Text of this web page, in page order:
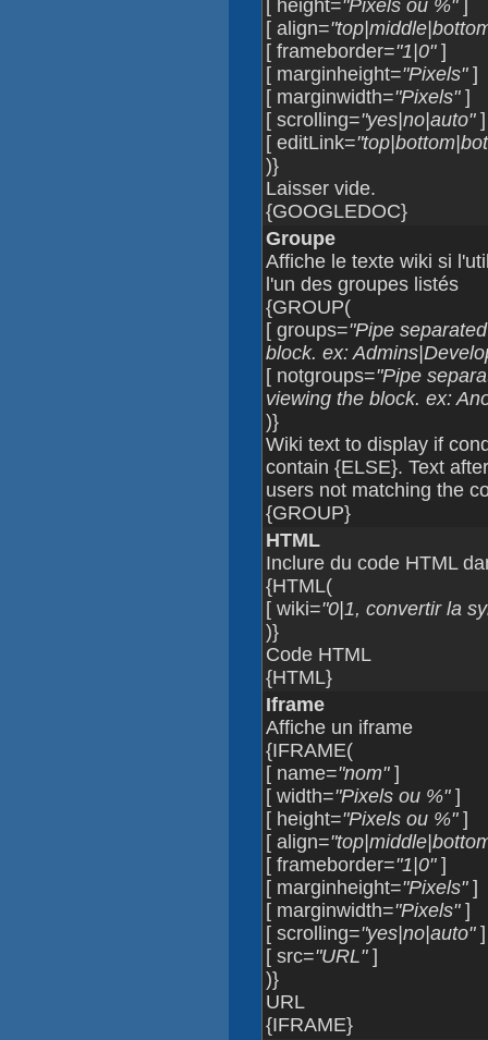
[ height="Pixels ou %"]
[ align=
[ frameborder="1|0"]
[ marginheight="Pixels"]
[ marginwidth="Pixels"]
[ scrolling="yes|no|auto"]
[ editLink=
)}
Laisser vide.
{GOOGLEDOC}
Groupe
Affiche le texte wiki si
l'un des groupes listés
{GROUP(
[ groups="Pipe
block. ex:
[ notgroups="Pipe
viewing the block. ex:
)}
Wiki text to display if
contain {ELSE}. Text
users not matching the
{GROUP}
HTML
Inclure du code HTML
{HTML(
[ wiki="0|1, convertir la
)}
Code HTML
{HTML}
Iframe
Affiche un iframe
{IFRAME(
[ name="nom"]
[ width="Pixels ou %"]
[ height="Pixels ou %"]
[ align=
[ frameborder="1|0"]
[ marginheight="Pixels"]
[ marginwidth="Pixels"]
[ scrolling="yes|no|auto"]
[ src="URL"]
)}
URL
{IFRAME}